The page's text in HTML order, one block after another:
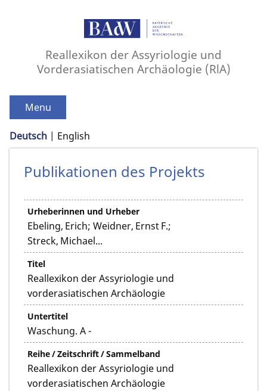
Reallexikon der Assyriologie und
Vorderasiatischen Archäologie (RlA)
Menu
Deutsch English
Publikationen des Projekts
Urheberinnen und Urheber
Ebeling, Erich; Weidner, Ernst F.;
Streck, Michael...
Titel
Reallexikon der Assyriologie und
vorderasiatischen Archäologie
Untertitel
Waschung. A -
Reihe / Zeitschrift / Sammelband
Reallexikon der Assyriologie und
vorderasiatischen Archäologie